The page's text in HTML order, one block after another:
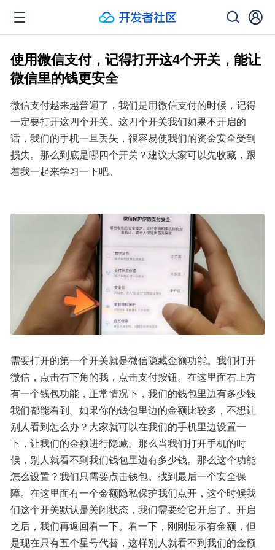
使用微信支付，记得打开这4个开关，能让
微信里的钱更安全
微信支付越来越普遍了，我们是用微信支付的时候，记得
一定要打开这四个开关。这四个开关我们如果不开启的
话，我们的手机一旦丢失，很容易使我们的资金安全受到
损失。那么到底是哪四个开关？建议大家可以先收藏，跟
着我一起来学习一下吧。
需要打开的第一个开关就是微信隐藏金额功能。我们打开
微信，点击右下角的我，点击支付按钮。在这里面右上方
有一个钱包功能，正常情况下，我们的钱包里边有多少钱
我们都能看到。如果你的钱包里边的金额比较多，不想让
别人看到怎么办？大家就可以在我们的手机里边设置一
下，让我们的金额进行隐藏。那么当我们打开手机的时
候，别人就看不到我们钱包里边有多少钱。那么这个功能
怎么设置？我们只需要点击钱包。找到最后一个安全保
障。在这里面有一个金额隐私保护我们点开，这个时候我
们这个开关默认是关闭状态，我们需要给它开启了。开启
之后，我们再返回看一下。看一下，刚刚显示有金额，但
是现在只有五个星号代替，这样别人就看不到我们的金额